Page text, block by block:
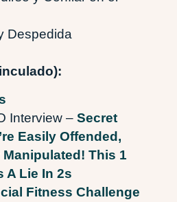
Despedida
Interview – Secret
Easily Offended,
Manipulated! This 1
A Lie In 2s
Fitness Challenge